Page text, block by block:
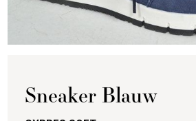
Sneaker Blauw